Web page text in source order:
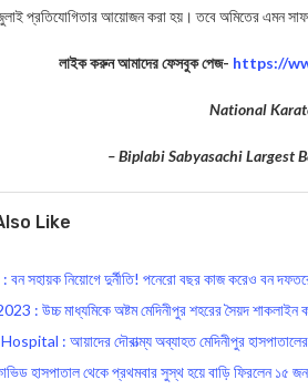
প্রতিযোগিতার আয়োজন করা হয়। তবে অমিতের এমন
লাইক করুন আমাদের ফেসবুক পেজ- https://
National
– Biplabi Sabyasachi Largest
Like
নিয়োগে দুর্নীতি! পনেরো বছর কাজ করেও বন দফতরে
: উচ্চ মাধ্যমিকে অষ্টম মেদিনীপুর শহরের সৈয়দ শাকলাইন
: আয়াদের দৌরাত্ম্য অব্যাহত মেদিনীপুর হাসপাতালের
হাসপাতাল থেকে প্রথমবার সুস্থ হয়ে বাড়ি ফিরলেন ১৫ জন